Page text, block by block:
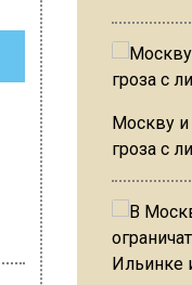
Москву и
гроза с